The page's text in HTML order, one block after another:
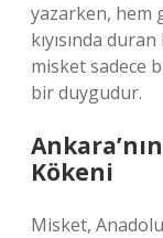
yazarken, hem
kıyısında
misket sadece
bir duygudur.
Kökeni
Misket,